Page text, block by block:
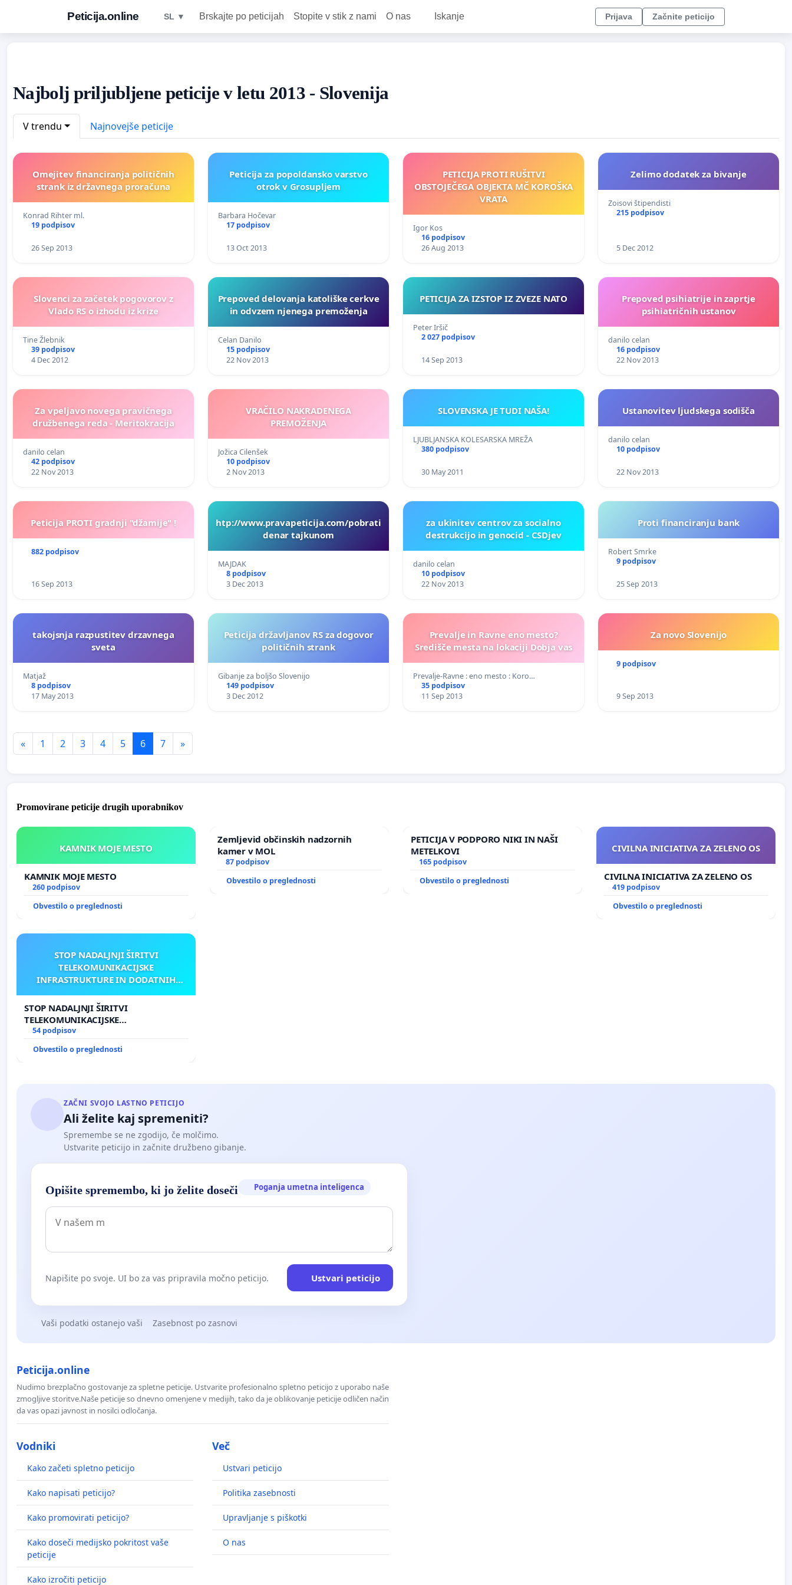
Peticija.online SL ▼ Brskajte po peticijah Stopite v stik z nami O nas Iskanje Prijava Začnite peticijo
Najbolj priljubljene peticije v letu 2013 - Slovenija
V trendu Najnovejše peticije
Omejitev financiranja političnih
strank iz državnega proračuna
Konrad Rihter ml.
19 podpisov
26 Sep 2013
Peticija za popoldansko varstvo
otrok v Grosupljem
Barbara Hočevar
17 podpisov
13 Oct 2013
PETICIJA PROTI RUŠITVI
OBSTOJEČEGA OBJEKTA MČ KOROŠKA
VRATA
Igor Kos
16 podpisov
26 Aug 2013
Zelimo dodatek za bivanje
Zoisovi štipendisti
215 podpisov
5 Dec 2012
Slovenci za začetek pogovorov z
Vlado RS o izhodu iz krize
Tine Žlebnik
39 podpisov
4 Dec 2012
Prepoved delovanja katoliške cerkve
in odvzem njenega premoženja
Celan Danilo
15 podpisov
22 Nov 2013
PETICIJA ZA IZSTOP IZ ZVEZE NATO
Peter Iršič
2 027 podpisov
14 Sep 2013
Prepoved psihiatrije in zaprtje
psihiatričnih ustanov
danilo celan
16 podpisov
22 Nov 2013
Za vpeljavo novega pravičnega
družbenega reda - Meritokracija
danilo celan
42 podpisov
22 Nov 2013
VRAČILO NAKRADENEGA
PREMOŽENJA
Jožica Cilenšek
10 podpisov
2 Nov 2013
SLOVENSKA JE TUDI NAŠA!
LJUBLJANSKA KOLESARSKA MREŽA
380 podpisov
30 May 2011
Ustanovitev ljudskega sodišča
danilo celan
10 podpisov
22 Nov 2013
Peticija PROTI gradnji "džamije" !
882 podpisov
16 Sep 2013
htp://www.pravapeticija.com/pobrati
denar tajkunom
MAJDAK
8 podpisov
3 Dec 2013
za ukinitev centrov za socialno
destrukcijo in genocid - CSDjev
danilo celan
10 podpisov
22 Nov 2013
Proti financiranju bank
Robert Smrke
9 podpisov
25 Sep 2013
takojsnja razpustitev drzavnega
sveta
Matjaž
8 podpisov
17 May 2013
Peticija državljanov RS za dogovor
političnih strank
Gibanje za boljšo Slovenijo
149 podpisov
3 Dec 2012
Prevalje in Ravne eno mesto?
Središče mesta na lokaciji Dobja vas
Prevalje-Ravne : eno mesto : Koro…
35 podpisov
11 Sep 2013
Za novo Slovenijo
9 podpisov
9 Sep 2013
« 1 2 3 4 5 6 7 »
Promovirane peticije drugih uporabnikov
KAMNIK MOJE MESTO
KAMNIK MOJE MESTO
260 podpisov
Obvestilo o preglednosti
Zemljevid občinskih nadzornih
kamer v MOL
87 podpisov
Obvestilo o preglednosti
PETICIJA V PODPORO NIKI IN NAŠI
METELKOVI
165 podpisov
Obvestilo o preglednosti
CIVILNA INICIATIVA ZA ZELENO OS
CIVILNA INICIATIVA ZA ZELENO OS
419 podpisov
Obvestilo o preglednosti
STOP NADALJNJI ŠIRITVI
TELEKOMUNIKACIJSKE
INFRASTRUKTURE IN DODATNIH
STOP NADALJNJI ŠIRITVI
TELEKOMUNIKACIJSKE
INFRASTRUKTURE IN DODATNIH
ANTEN V GRADIŠČAKU
54 podpisov
Obvestilo o preglednosti
ZAČNI SVOJO LASTNO PETICIJO
Ali želite kaj spremeniti?
Spremembe se ne zgodijo, če molčimo.
Ustvarite peticijo in začnite družbeno gibanje.
Opišite spremembo, ki jo želite doseči Poganja umetna inteligenca
Napišite po svoje. UI bo za vas pripravila močno peticijo. Ustvari peticijo
Vaši podatki ostanejo vaši Zasebnost po zasnovi
Peticija.online
Nudimo brezplačno gostovanje za spletne peticije. Ustvarite profesionalno spletno peticijo z uporabo naše
zmogljive storitve.Naše peticije so dnevno omenjene v medijih, tako da je oblikovanje peticije odličen način
da vas opazi javnost in nosilci odločanja.
Vodniki
Kako začeti spletno peticijo
Kako napisati peticijo?
Kako promovirati peticijo?
Kako doseči medijsko pokritost vaše
peticije
Kako izročiti peticijo
Več
Ustvari peticijo
Politika zasebnosti
Upravljanje s piškotki
O nas